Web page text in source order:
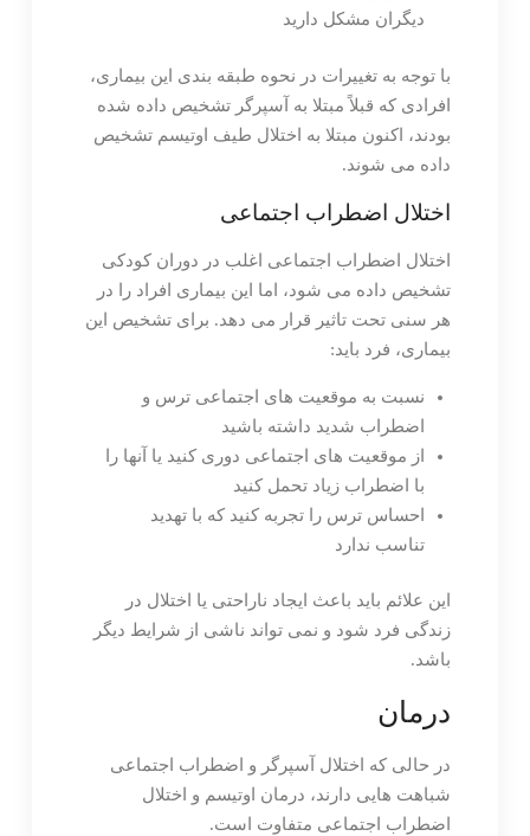
دیگران مشکل دارید
با توجه به تغییرات در نحوه طبقه بندی این بیماری،
افرادی که قبلاً مبتلا به آسپرگر تشخیص داده شده
بودند، اکنون مبتلا به اختلال طیف اوتیسم تشخیص
داده می شوند.
اختلال اضطراب اجتماعی
اختلال اضطراب اجتماعی اغلب در دوران کودکی
تشخیص داده می شود، اما این بیماری افراد را در
هر سنی تحت تاثیر قرار می دهد. برای تشخیص این
بیماری، فرد باید:
نسبت به موقعیت های اجتماعی ترس و
اضطراب شدید داشته باشید
از موقعیت های اجتماعی دوری کنید یا آنها را
با اضطراب زیاد تحمل کنید
احساس ترس را تجربه کنید که با تهدید
تناسب ندارد
این علائم باید باعث ایجاد ناراحتی یا اختلال در
زندگی فرد شود و نمی تواند ناشی از شرایط دیگر
باشد.
درمان
در حالی که اختلال آسپرگر و اضطراب اجتماعی
شباهت هایی دارند، درمان اوتیسم و ​​اختلال
اضطراب اجتماعی متفاوت است.